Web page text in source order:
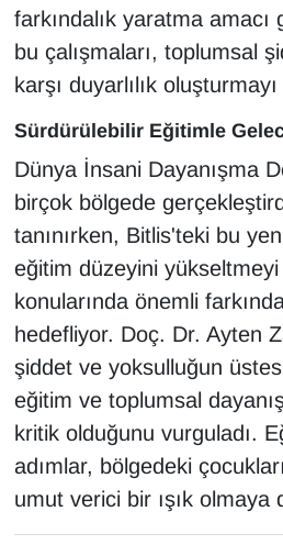
farkındalık yaratma amacı
bu çalışmaları, toplumsal
karşı duyarlılık
Sürdürülebilir Eğitimle
Dünya İnsani Dayanışma
birçok bölgede
tanınırken, Bitlis'teki bu
eğitim düzeyini yükseltmeyi
konularında önemli
hedefliyor. Doç. Dr. Ayten
şiddet ve yoksulluğun
eğitim ve toplumsal
kritik olduğunu vurguladı.
adımlar, bölgedeki
umut verici bir ışık olmaya
SAĞLIK
Seri İlan
Sinema - TV
SİYASET
SPOR
TEBRİK
TEKNOLOJİ
Turizm
VAN'DA SPOR
Vasıta